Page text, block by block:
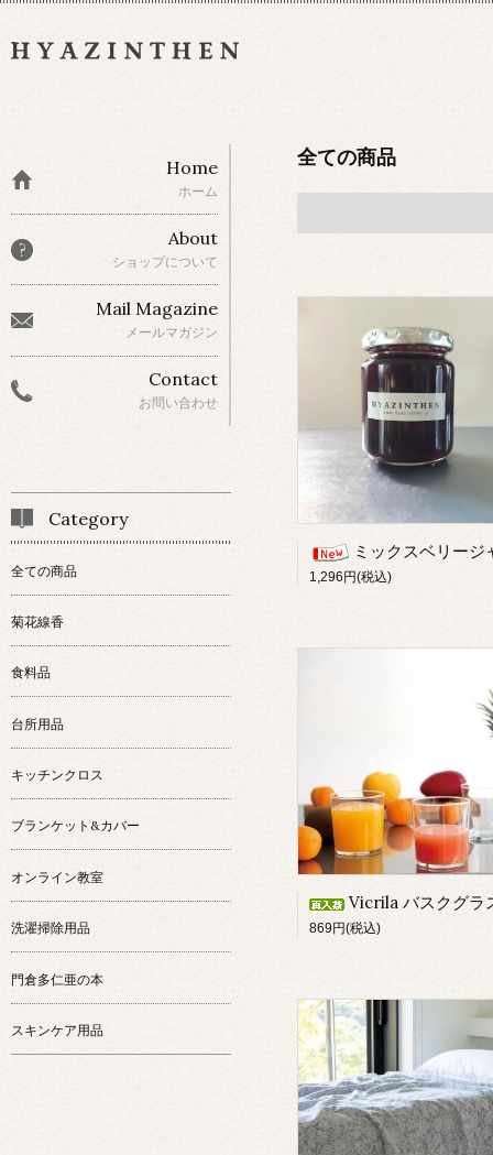
全ての商品
ミックスベリージ
1,296円(税込)
Vicrila バスクグラス/
869円(税込)
Home
ホーム
About
ショップについて
Mail Magazine
メールマガジン
Contact
お問い合わせ
Category
全ての商品
菊花線香
食料品
台所用品
キッチンクロス
ブランケット&カバー
オンライン教室
洗濯掃除用品
門倉多仁亜の本
スキンケア用品